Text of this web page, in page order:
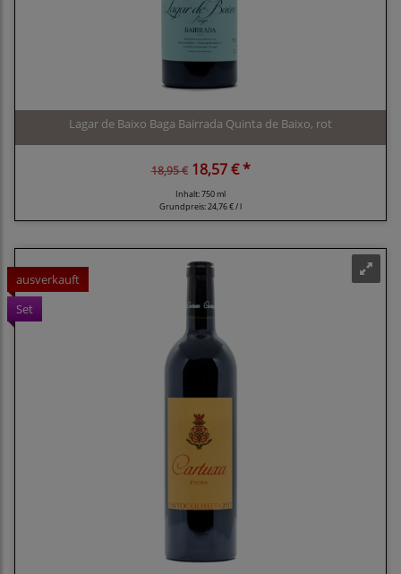
Lagar de Baixo Baga Bairrada Quinta de Baixo, rot
18,95 €18,57 € *
Inhalt: 750 ml
Grundpreis:24,76 € / l
ausverkauft
Set